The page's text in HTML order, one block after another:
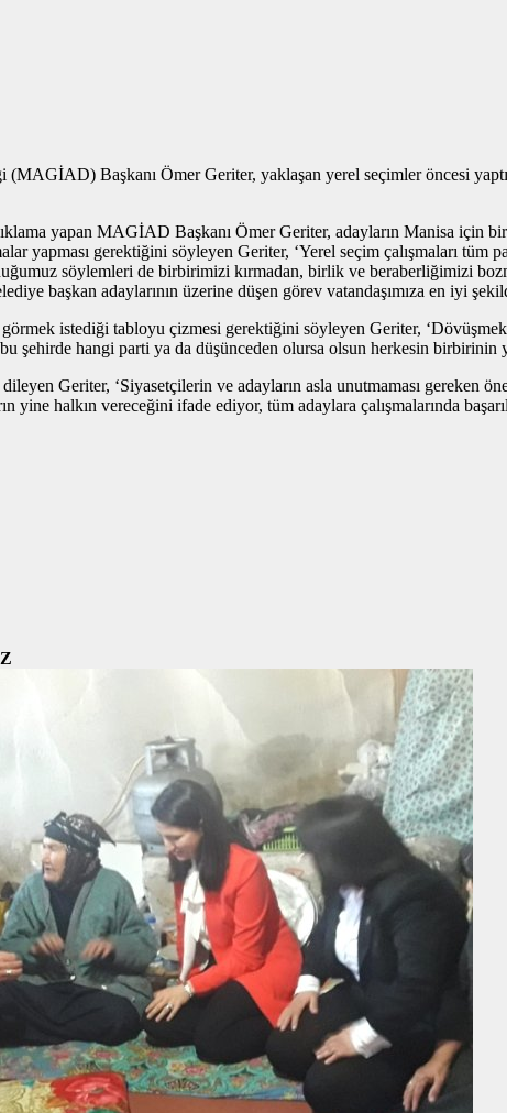
(MAGİAD) Başkanı Ömer Geriter, yaklaşan yerel seçimler öncesi
yapan MAGİAD Başkanı Ömer Geriter, adayların Manisa için
yapması gerektiğini söyleyen Geriter, ‘Yerel seçim çalışmaları
söylemleri de birbirimizi kırmadan, birlik ve beraberliğimizi
başkan adaylarının üzerine düşen görev vatandaşımıza en iyi
görmek istediği tabloyu çizmesi gerektiğini söyleyen Geriter,
şehirde hangi parti ya da düşünceden olursa olsun herkesin birbirinin
dileyen Geriter, ‘Siyasetçilerin ve adayların asla unutmaması
yine halkın vereceğini ifade ediyor, tüm adaylara çalışmalarında